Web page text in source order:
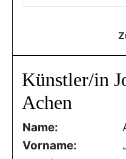
Künstler/in
Achen
Name:
Vorname: